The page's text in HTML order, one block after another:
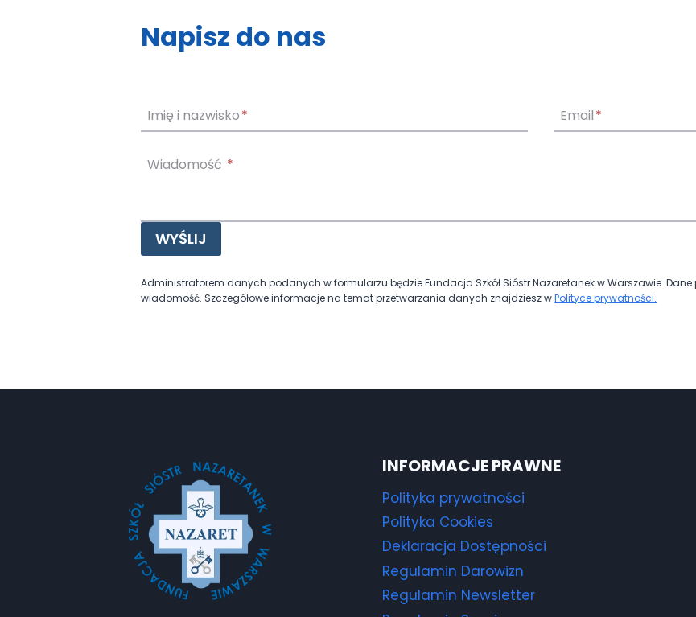
Napisz do nas
Imię i nazwisko* Email*
Wiadomość *
WYŚLIJ
Administratorem danych podanych w formularzu będzie Fundacja Szkół Sióstr Nazaretanek w Warszawie.
wiadomość. Szczegółowe informacje na temat przetwarzania danych znajdziesz wPolityce prywatności.
INFORMACJE PRAWNE
Polityka prywatności
Polityka Cookies
Deklaracja Dostępności
Regulamin Darowizn
Regulamin Newsletter